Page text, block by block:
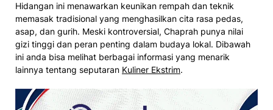
Hidangan ini menawarkan keunikan rempah dan teknik
memasak tradisional yang menghasilkan cita rasa pedas,
asap, dan gurih. Meski kontroversial, Chaprah punya nilai
gizi tinggi dan peran penting dalam budaya lokal. Dibawah
ini anda bisa melihat berbagai informasi yang menarik
lainnya tentang seputaran Kuliner Ekstrim.